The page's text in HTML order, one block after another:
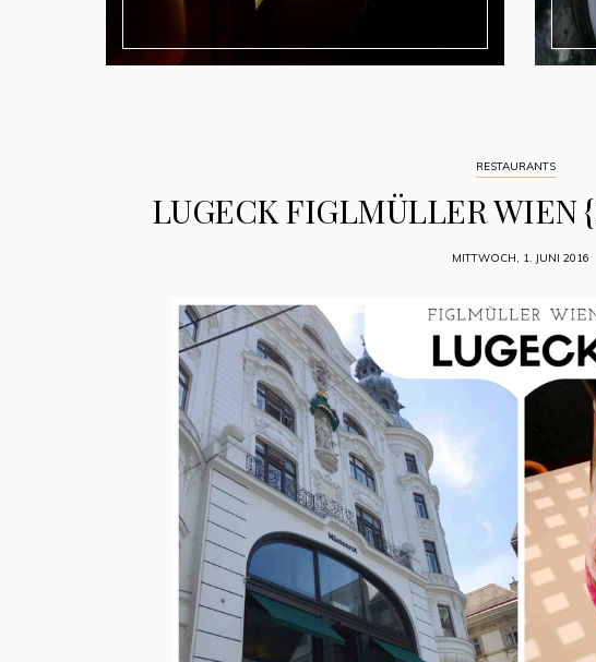
RESTAURANTS
LUGECK FIGLMÜLLER WIEN
MITTWOCH, 1. JUNI 2016